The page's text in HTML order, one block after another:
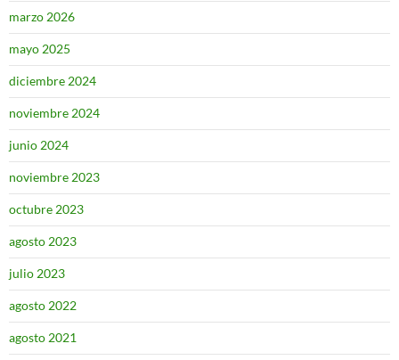
marzo 2026
mayo 2025
diciembre 2024
noviembre 2024
junio 2024
noviembre 2023
octubre 2023
agosto 2023
julio 2023
agosto 2022
agosto 2021